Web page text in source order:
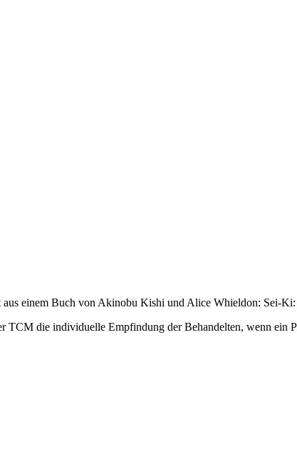
einem Buch von Akinobu Kishi und Alice Whieldon: Sei-
TCM die individuelle Empfindung der Behandelten, wenn ein